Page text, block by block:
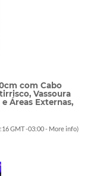
com Cabo
Vassoura
Áreas Externas,
GMT -03:00 - More info)